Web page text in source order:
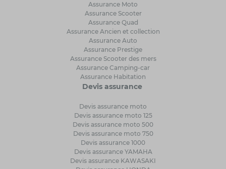
Assurance Moto
Assurance Scooter
Assurance Quad
Assurance Ancien et collection
Assurance Auto
Assurance Prestige
Assurance Scooter des mers
Assurance Camping-car
Assurance Habitation
Devis assurance
Devis assurance moto
Devis assurance moto 125
Devis assurance moto 500
Devis assurance moto 750
Devis assurance 1000
Devis assurance YAMAHA
Devis assurance KAWASAKI